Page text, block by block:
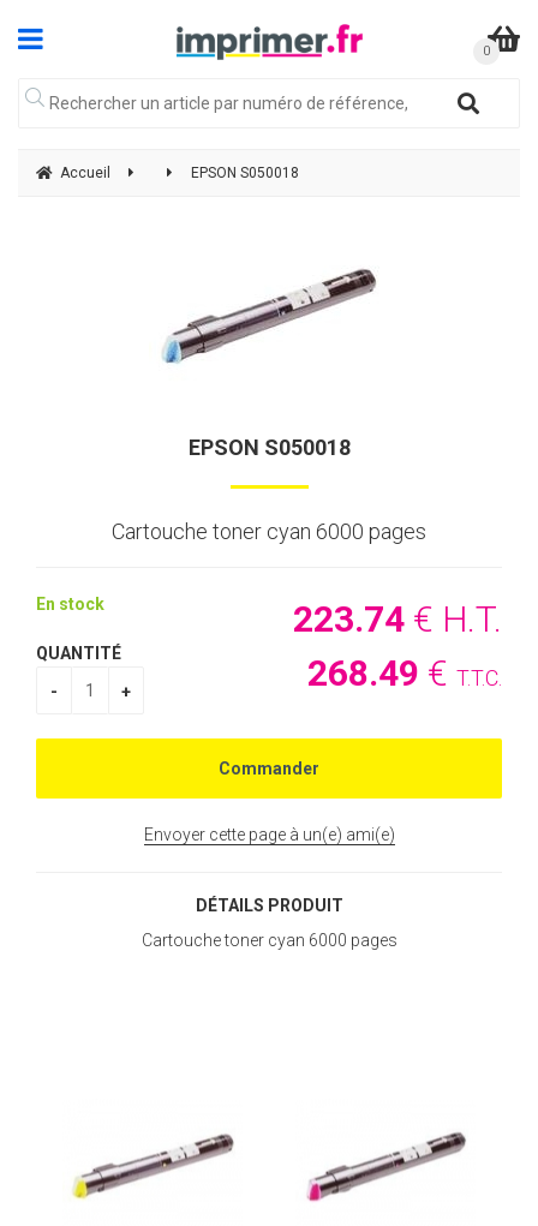
Accueil EPSON S050018
EPSON S050018
Cartouche toner cyan 6000 pages
223.74 € H.T.
268.49 € T.T.C.
En stock
QUANTITÉ
Envoyer cette page à un(e) ami(e)
DÉTAILS PRODUIT
Cartouche toner cyan 6000 pages